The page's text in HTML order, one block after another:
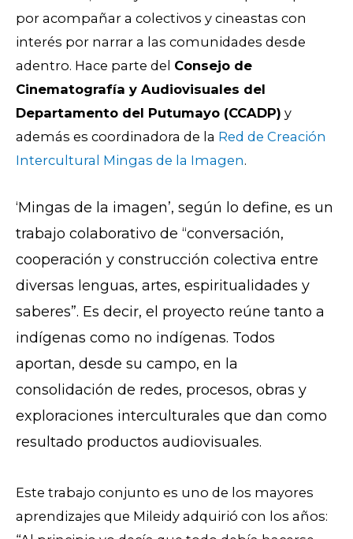
por acompañar a colectivos y cineastas con
interés por narrar a las comunidades desde
adentro. Hace parte del Consejo de
Cinematografía y Audiovisuales del
Departamento del Putumayo (CCADP) y
además es coordinadora de la Red de Creación
Intercultural Mingas de la Imagen.
‘Mingas de la imagen’, según lo define, es un
trabajo colaborativo de “conversación,
cooperación y construcción colectiva entre
diversas lenguas, artes, espiritualidades y
saberes”. Es decir, el proyecto reúne tanto a
indígenas como no indígenas. Todos
aportan, desde su campo, en la
consolidación de redes, procesos, obras y
exploraciones interculturales que dan como
resultado productos audiovisuales.
Este trabajo conjunto es uno de los mayores
aprendizajes que Mileidy adquirió con los años: